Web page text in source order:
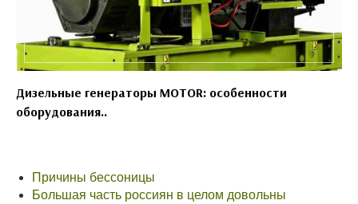
Дизельные генераторы MOTOR: особенности
оборудования..
Причины бессоницы
Большая часть россиян в целом довольны